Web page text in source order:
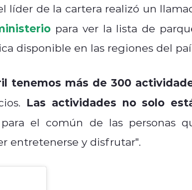
líder de la cartera realizó un
para ver la lista de
disponible en las regiones del
tenemos más de 300
Las actividades no solo
el común de las personas
entretenerse y disfrutar".